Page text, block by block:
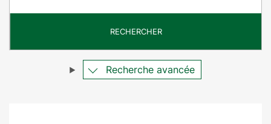
ê
e
RECHERCHER
Recherche avancée